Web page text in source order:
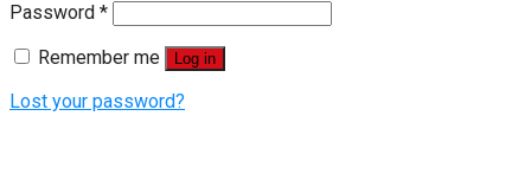
Password *
Remember me
Log in
Lost your password?